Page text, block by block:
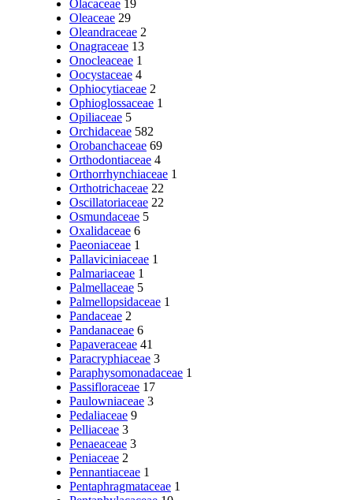
Olacaceae 19
Oleaceae 29
Oleandraceae 2
Onagraceae 13
Onocleaceae 1
Oocystaceae 4
Ophiocytiaceae 2
Ophioglossaceae 1
Opiliaceae 5
Orchidaceae 582
Orobanchaceae 69
Orthodontiaceae 4
Orthorrhynchiaceae 1
Orthotrichaceae 22
Oscillatoriaceae 22
Osmundaceae 5
Oxalidaceae 6
Paeoniaceae 1
Pallaviciniaceae 1
Palmariaceae 1
Palmellaceae 5
Palmellopsidaceae 1
Pandaceae 2
Pandanaceae 6
Papaveraceae 41
Paracryphiaceae 3
Paraphysomonadaceae 1
Passifloraceae 17
Paulowniaceae 3
Pedaliaceae 9
Pelliaceae 3
Penaeaceae 3
Peniaceae 2
Pennantiaceae 1
Pentaphragmataceae 1